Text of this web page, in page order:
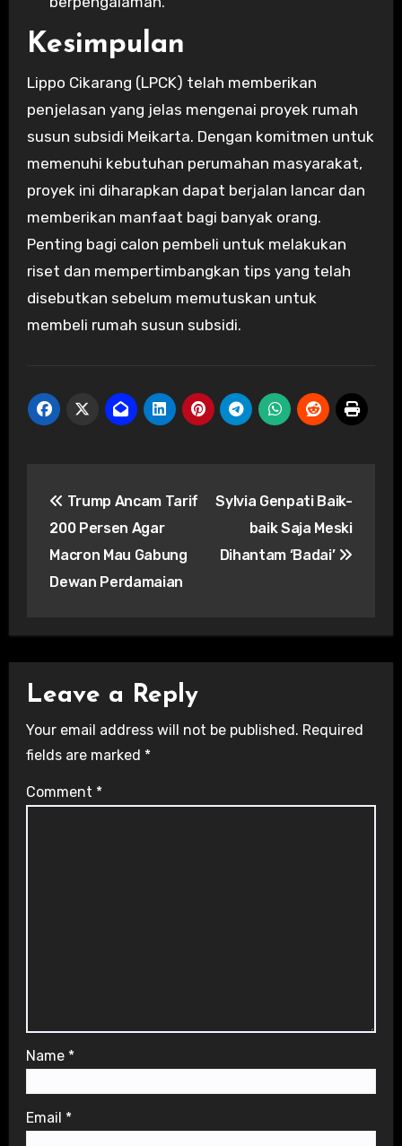
Kesimpulan
Lippo Cikarang (LPCK) telah memberikan
penjelasan yang jelas mengenai proyek rumah
susun subsidi Meikarta. Dengan komitmen untuk
memenuhi kebutuhan perumahan masyarakat,
proyek ini diharapkan dapat berjalan lancar dan
memberikan manfaat bagi banyak orang.
Penting bagi calon pembeli untuk melakukan
riset dan mempertimbangkan tips yang telah
disebutkan sebelum memutuskan untuk
membeli rumah susun subsidi.
navigation
Trump Ancam Tarif
200 Persen Agar
Macron Mau Gabung
Dewan Perdamaian
Sylvia Genpati Baik-
baik Saja Meski
Dihantam ‘Badai’
Leave a Reply
Your email address will not be published. Required
fields are marked *
Comment *
Name *
Email *